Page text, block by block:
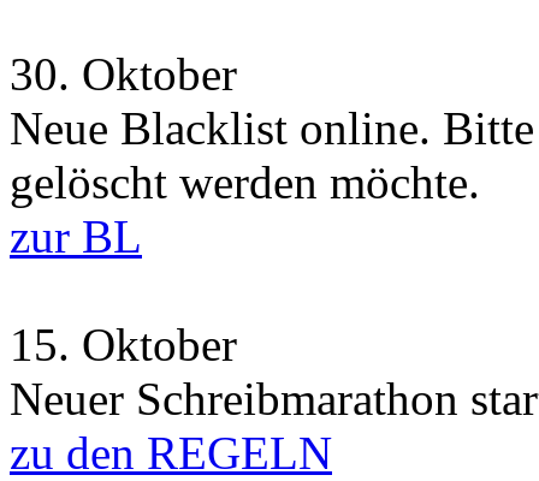
30. Oktober
Neue Blacklist online.
gelöscht werden möchte.
zur BL
15. Oktober
Neuer Schreibmarathon
zu den REGELN